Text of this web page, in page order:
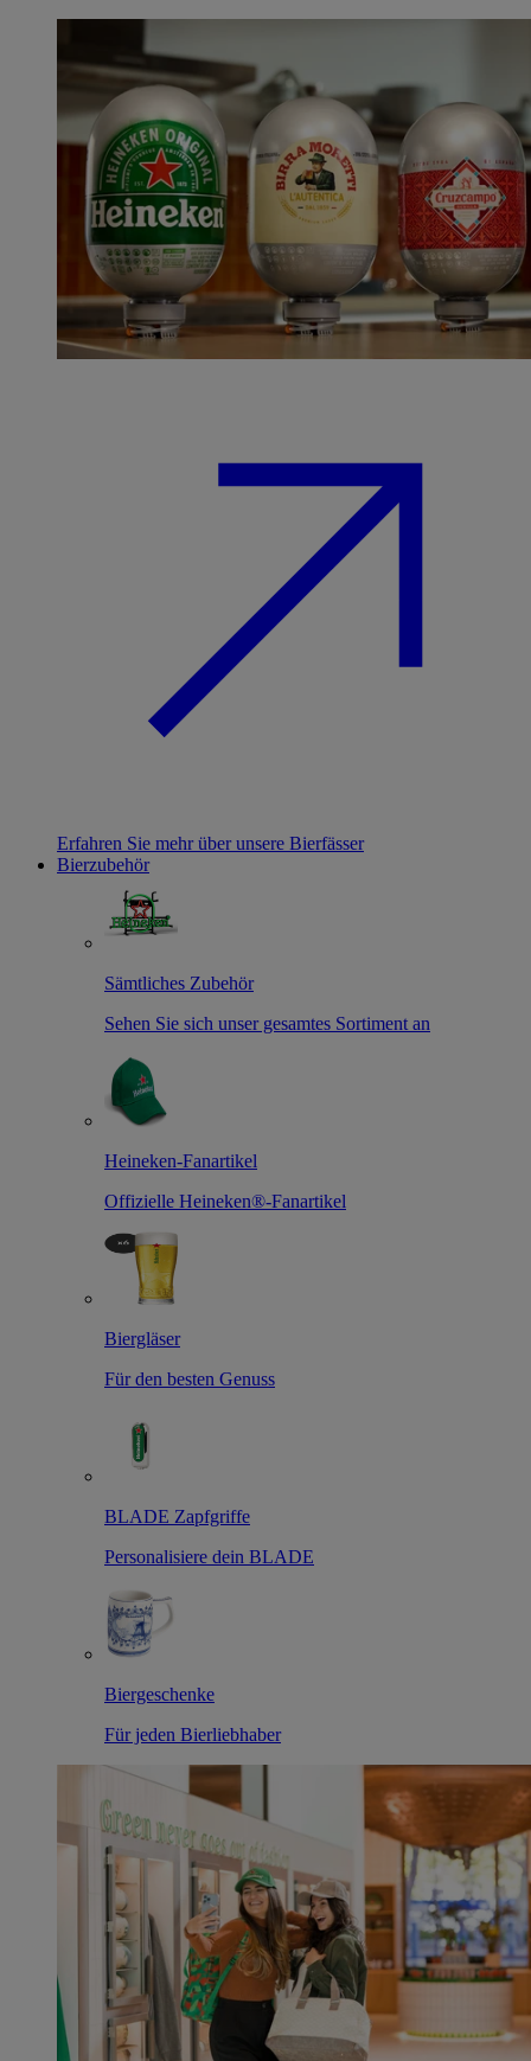
Erfahren Sie mehr über unsere Bierfässer
Bierzubehör
Sämtliches Zubehör
Sehen Sie sich unser gesamtes Sortiment an
Heineken-Fanartikel
Offizielle Heineken®-Fanartikel
Biergläser
Für den besten Genuss
BLADE Zapfgriffe
Personalisiere dein BLADE
Biergeschenke
Für jeden Bierliebhaber